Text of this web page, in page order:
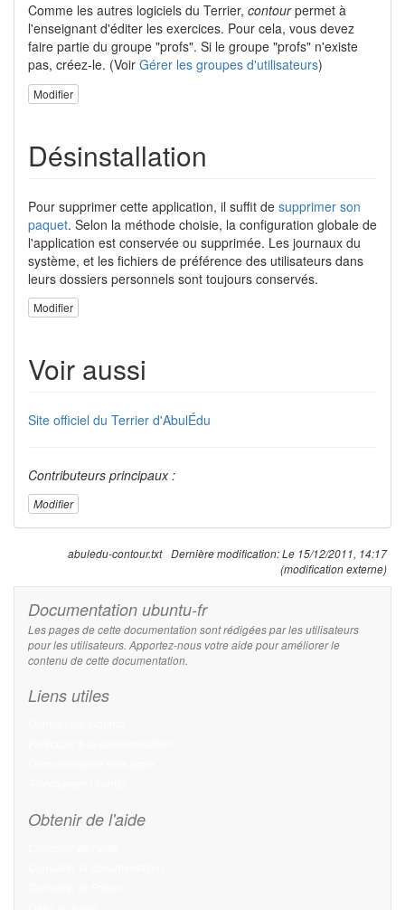
Comme les autres logiciels du Terrier, contourpermet à
l'enseignant d'éditer les exercices. Pour cela, vous devez
faire partie du groupe "profs". Si le groupe "profs" n'existe
pas, créez-le. (Voir Gérer les groupes d'utilisateurs)
Modifier
Désinstallation
Pour supprimer cette application, il suffit de supprimer son
paquet. Selon la méthode choisie, la configuration globale de
l'application est conservée ou supprimée. Les journaux du
système, et les fichiers de préférence des utilisateurs dans
leurs dossiers personnels sont toujours conservés.
Modifier
Voir aussi
Site officiel du Terrier d'AbulÉdu
Contributeurs principaux :
Modifier
abuledu-contour.txt Dernière modification:Le 15/12/2011, 14:17
(modification externe)
Documentation ubuntu-fr
Les pages de cette documentation sont rédigées par les utilisateurs
pour les utilisateurs. Apportez-nous votre aide pour améliorer le
contenu de cette documentation.
Liens utiles
Obtenir de l'aide